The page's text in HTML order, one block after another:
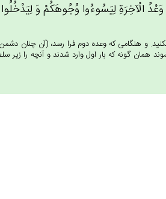
الْآخِرَة‌ِ لِيَسُوءُوا وُجُوهَكُم‌ْ وَ
و هنگامى كه وعده دوم فرا رسد، (آن چنان
همان گونه كه بار اول وارد شدند و آنچه را زير